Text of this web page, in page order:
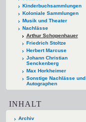
Kinderbuchsammlungen
Koloniale Sammlungen
Musik und Theater
Nachlässe
Arthur Schopenhauer
Friedrich Stoltze
Herbert Marcuse
Johann Christian
Senckenberg
Max Horkheimer
Sonstige Nachlässe und
Autographen
INHALT
Archiv